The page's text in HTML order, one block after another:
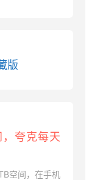
版
夸克每天
空间，在手机